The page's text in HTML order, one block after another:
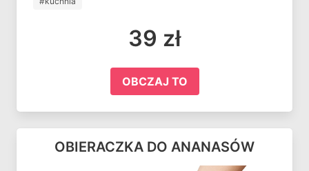
39 zł
OBCZAJ TO
OBIERACZKA DO ANANASÓW